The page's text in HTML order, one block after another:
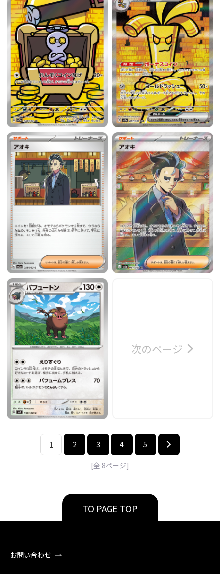
次のページ
1 2 3 4 5
[全 8ページ]
TO PAGE TOP
お問い合わせ